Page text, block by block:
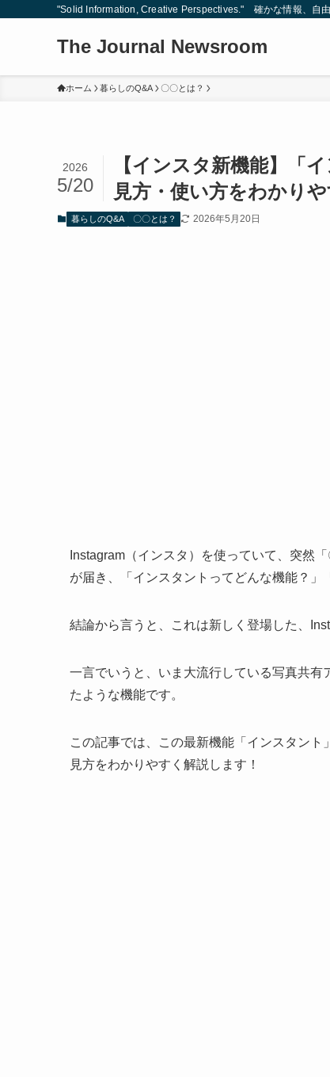
"Solid Information, Creative Perspectives." 確かな情報、自由
The Journal Newsroom
ホーム 暮らしのQ&A 〇〇とは？
【インスタ新機能】「
見方・使い方をわかりや
2026
5/20
暮らしのQ&A 〇〇とは？ 2026年5月20日
Instagram（インスタ）を使っていて、突然
が届き、「インスタントってどんな機能？
結論から言うと、これは新しく登場した、
一言でいうと、いま大流行している写真共
たような機能です。
この記事では、この最新機能「インスタン
見方をわかりやすく解説します！